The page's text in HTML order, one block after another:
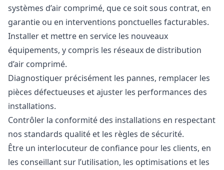
systèmes d’air comprimé, que ce soit sous contrat, en
garantie ou en interventions ponctuelles facturables.
Installer et mettre en service les nouveaux
équipements, y compris les réseaux de distribution
d’air comprimé.
Diagnostiquer précisément les pannes, remplacer les
pièces défectueuses et ajuster les performances des
installations.
Contrôler la conformité des installations en respectant
nos standards qualité et les règles de sécurité.
Être un interlocuteur de confiance pour les clients, en
les conseillant sur l’utilisation, les optimisations et les